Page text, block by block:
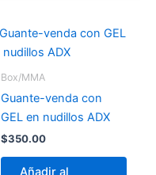
Box/MMA
Guante-venda con
GEL en nudillos ADX
$350.00
Añadir al